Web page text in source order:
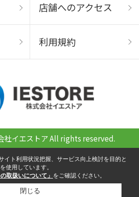
店舗へのアクセス
利用規約
社イエストア All rights reserved.
イト利用状況把握、サービス向上検討を目的と
使用しています。
取扱いについて」 をご確認ください。
閉じる